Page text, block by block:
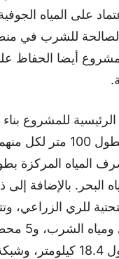
على المياه
الصالحة للشرب في
أيضا الحفاظ
للمشروع
البحر،.. وقناتين بطول
البحر. بالإضافة
للري الزراعي،
لتخزين
وقناة رئيسية بطول 18.4